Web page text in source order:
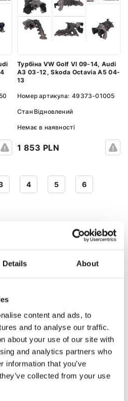
Details About
content and ads, to
and to analyse our traffic.
about your use of our site with
and analytics partners who
information that you’ve
collected from your use
Турбіна VW Golf VI 09-14, Audi
A3 03-12, Skoda Octavia A5 04-
13
Номер артикула: 49373-01005
Стан Відновлений
Немає в наявності
1 853 PLN
4 5 6
МОДЕЛЕЙ AUDI
Турбіна A4
Турбіна A6
Турбіна A8